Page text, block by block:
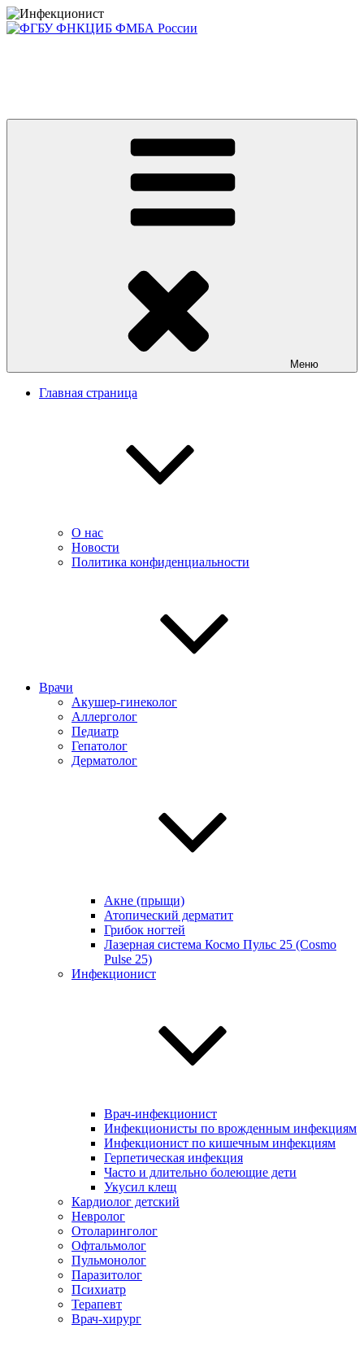
Перейти
к
Меню
Главная страница
О нас
Новости
Политика конфиденциальности
Врачи
Акушер-гинеколог
Аллерголог
Педиатр
Гепатолог
Дерматолог
Акне (прыщи)
Атопический дерматит
Грибок ногтей
Лазерная система Космо Пульс 25 (Cosmo
Pulse 25)
Инфекционист
Врач-инфекционист
Инфекционисты по врожденным инфекциям
Инфекционист по кишечным инфекциям
Герпетическая инфекция
Часто и длительно болеющие дети
Укусил клещ
Кардиолог детский
Невролог
Отоларинголог
Офтальмолог
Пульмонолог
Паразитолог
Психиатр
Терапевт
Врач-хирург